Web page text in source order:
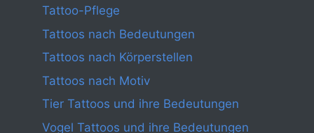
Tattoo-Pflege
Tattoos nach Bedeutungen
Tattoos nach Körperstellen
Tattoos nach Motiv
Tier Tattoos und ihre Bedeutungen
Vogel Tattoos und ihre Bedeutungen